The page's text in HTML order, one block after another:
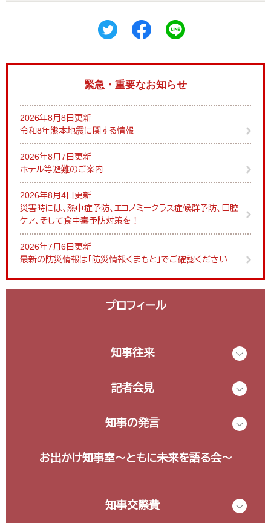
緊急・重要なお知らせ
2026年8月8日更新
令和8年熊本地震に関する情報
2026年8月7日更新
ホテル等避難のご案内
2026年8月4日更新
災害時には、熱中症予防、エコノミークラス症候群予防、口腔
ケア、そして食中毒予防対策を！
2026年7月6日更新
最新の防災情報は「防災情報くまもと」でご確認ください
プロフィール
知事往来
記者会見
知事の発言
お出かけ知事室～ともに未来を語る会～
知事交際費